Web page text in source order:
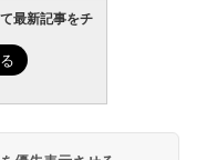
最新記事をチ